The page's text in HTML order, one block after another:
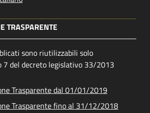
TRASPARENTE
sono riutilizzabili solo
7 del decreto legislativo 33/2013
Trasparente dal 01/01/2019
Trasparente fino al 31/12/2018